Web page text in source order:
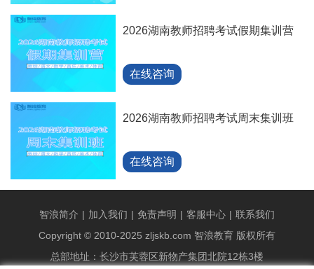
2026湖南教师招聘考试假期集训营
在线咨询
2026湖南教师招聘考试周末集训班
在线咨询
智浪简介 | 加入我们 | 免责声明 | 客服中心 | 联系我们
Copyright © 2010-2025 zljskb.com 智浪教育 版权所有
总部地址：长沙市芙蓉区新物产集团北院12栋3楼